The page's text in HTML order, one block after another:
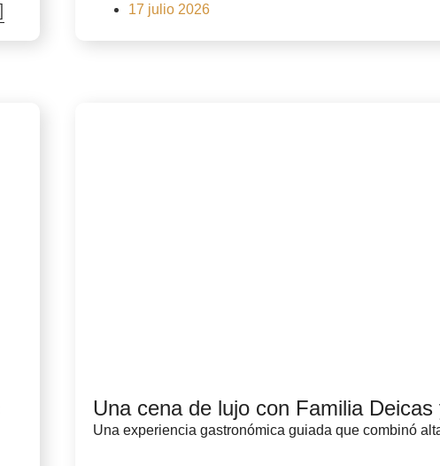
17 julio 2026
Una cena de lujo con Familia
Una experiencia gastronómica guiada que combinó